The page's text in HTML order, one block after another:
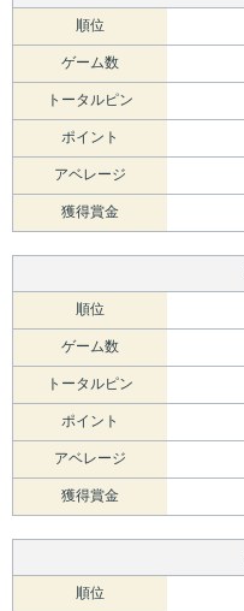
順位
ゲーム数
トータルピン
ポイント
アベレージ
獲得賞金
順位
ゲーム数
トータルピン
ポイント
アベレージ
獲得賞金
順位